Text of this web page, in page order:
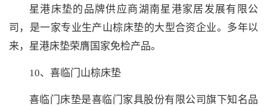
星港床垫的品牌供应商湖南星港家居发展有限公
司，是一家专业生产山棕床垫的大型合资企业。多年以
来，星港床垫荣膺国家免检产品。
10、喜临门山棕床垫
喜临门床垫是喜临门家具股份有限公司旗下知名品